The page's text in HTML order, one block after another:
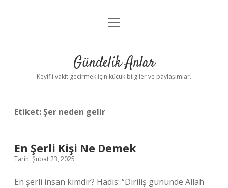
Anasayfa
Yasal Uyarı
menüyü
Gündelik Anlar
Keyifli vakit geçirmek için küçük bilgiler ve paylaşımlar.
Etiket:Şer neden gelir
En Şerli Kişi Ne Demek
Tarih: Şubat 23, 2025
En şerli insan kimdir? Hadis: “Diriliş gününde Allah